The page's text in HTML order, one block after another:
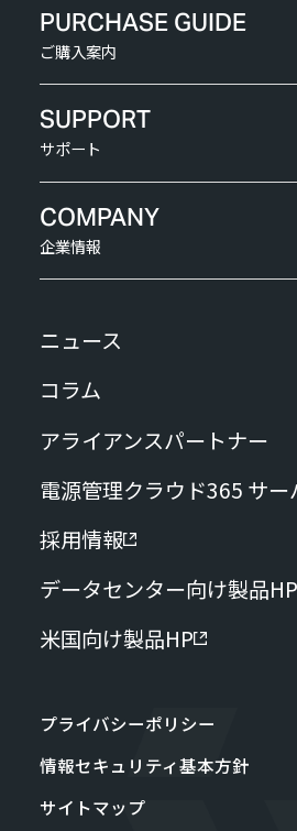
PURCHASE GUIDE
ご購入案内
SUPPORT
サポート
COMPANY
企業情報
ニュース
コラム
アライアンスパートナー
電源管理クラウド365 サ
採用情報
データセンター向け製品HP
米国向け製品HP
プライバシーポリシー
情報セキュリティ基本方針
サイトマップ